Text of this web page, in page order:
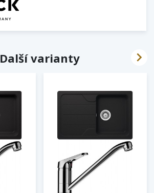
Další varianty 